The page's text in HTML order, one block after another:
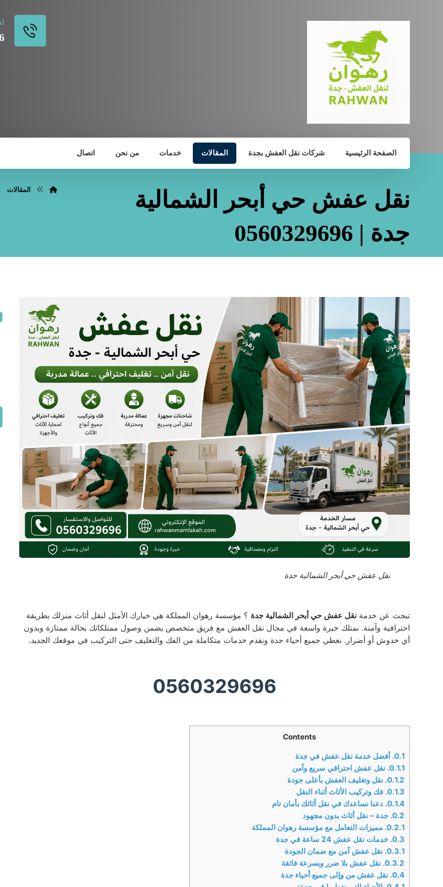
الصفحة الرئيسية شركات نقل العفش بجدة المقالات خدمات من نحن اتصال
نقل عفش حي أبحر الشمالية
جدة | 0560329696
المقالات
نقل عفش حي أبحر الشمالية جدة
تبحث عن خدمةنقل عفش حي أبحر الشمالية جدة ؟ مؤسسة رهوان المملكة هي خيارك الأمثل لنقل أثاث منزلك بطريقة
احترافية وآمنة. نمتلك خبرة واسعة في مجال نقل العفش مع فريق متخصص يضمن وصول ممتلكاتك بحالة ممتازة وبدون
أي خدوش أو أضرار. نغطي جميع أحياء جدة ونقدم خدمات متكاملة من الفك والتغليف حتى التركيب في موقعك الجديد.
0560329696
Contents
0.1. أفضل خدمة نقل عفش في جدة
0.1.1. نقل عفش احترافي سريع وآمن
0.1.2. نقل وتغليف العفش بأعلى جودة
0.1.3. فك وتركيب الأثاث أثناء النقل
0.1.4. دعنا نساعدك في نقل أثاثك بأمان تام
0.2. جدة – نقل أثاث بدون مجهود
0.2.1. مميزات التعامل مع مؤسسة رهوان المملكة
0.3. خدمات نقل عفش 24 ساعة في جدة
0.3.1. نقل عفش آمن مع ضمان الجودة
0.3.2. نقل عفش بلا ضرر وبسرعة فائقة
0.4. نقل عفش من وإلى جميع أحياء جدة